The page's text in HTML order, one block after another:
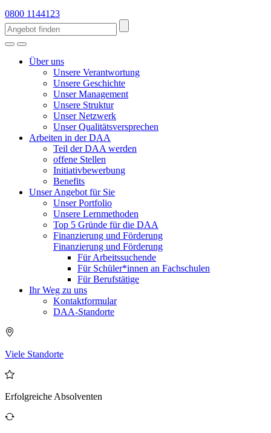
0800 1144123
Über uns
Unsere Verantwortung
Unsere Geschichte
Unser Management
Unsere Struktur
Unser Netzwerk
Unser Qualitätsversprechen
Arbeiten in der DAA
Teil der DAA werden
offene Stellen
Initiativbewerbung
Benefits
Unser Angebot für Sie
Unser Portfolio
Unsere Lernmethoden
Top 5 Gründe für die DAA
Finanzierung und Förderung
Finanzierung und Förderung
Für Arbeitssuchende
Für Schüler*innen an Fachschulen
Für Berufstätige
Ihr Weg zu uns
Kontaktformular
DAA-Standorte
Viele Standorte
Erfolgreiche Absolventen